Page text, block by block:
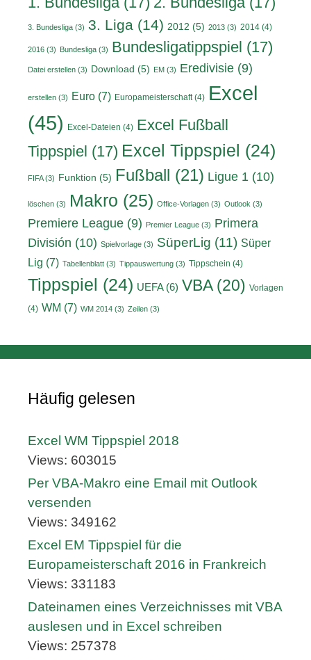
3. Bundesliga (3) 3. Liga (14) 2012 (5) 2013 (3) 2014 (4)
2016 (3) Bundesliga (3) Bundesligatippspiel (17)
Datei erstellen (3) Download (5) EM (3) Eredivisie (9)
erstellen (3) Euro (7) Europameisterschaft(4) Excel
(45) Excel-Dateien (4) Excel Fußball
Tippspiel (17) Excel Tippspiel (24)
FIFA(3) Funktion (5) Fußball (21) Ligue 1 (10)
löschen (3) Makro (25) Office-Vorlagen (3) Outlook (3)
Premiere League (9) Premier League (3) Primera
División (10) Spielvorlage (3) SüperLig (11) Süper
Lig (7) Tabellenblatt (3) Tippauswertung (3) Tippschein (4)
Tippspiel (24) UEFA(6) VBA(20) Vorlagen
(4) WM (7) WM 2014 (3) Zeilen (3)
Häufig gelesen
Excel WM Tippspiel 2018
Views: 603015
Per VBA-Makro eine Email mit Outlook
versenden
Views: 349162
Excel EM Tippspiel für die
Europameisterschaft 2016 in Frankreich
Views: 331183
Dateinamen eines Verzeichnisses mit VBA
auslesen und in Excel schreiben
Views: 257378